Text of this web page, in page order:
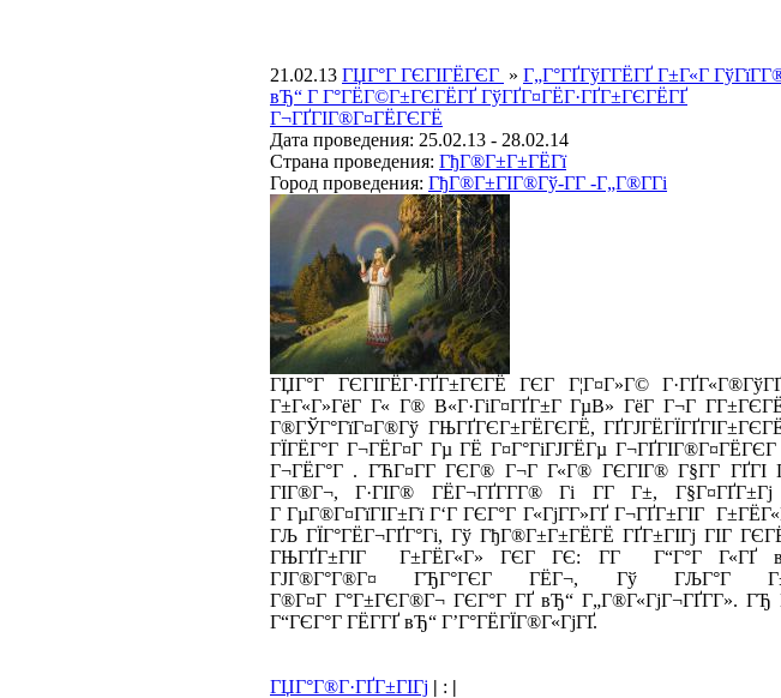
21.02.13 ГЏГ°Г ГЄГІГЁГЄГ » Г„Г°ГҐГўГ­ГЁГҐ Г±Г«Г
вЂ“ Г Г°ГЁГ©Г±ГЄГЁГҐ ГўГҐГ¤ГЁГ·ГҐГ±ГЄГЁГҐ
Г¬ГҐГІГ®Г¤ГЁГЄГЁ
Дата проведения: 25.02.13 - 28.02.14
Страна проведения: ГђГ®Г±Г±ГЁГї
Город проведения: ГђГ®Г±ГІГ®Гў-Г­Г -Г„Г®Г­Гі
ГЏГ°Г ГЄГІГЁГ·ГҐГ±ГЄГЁ ГЄГ Г¦Г¤Г»Г©
Г±Г«Г»ГёГ Г« Г® В«Г·ГіГ¤ГҐГ±Г ГµВ» ГёГ Г¬Г
Г®ГЎГ°ГїГ¤Г®Гў ГЊГҐГЄГ±ГЁГЄГЁ,
ГЇГЁГ°Г Г¬ГЁГ¤Г Гµ ГЁ Г¤Г°ГіГЈГЁГµ
Г¬ГЁГ°Г . ГЋГ¤Г­Г ГЄГ® Г¬Г Г«Г® ГЄГІГ® Г§Г­Г ГҐГІ
ГІГ®Г¬, Г·ГІГ® ГЁГ¬ГҐГ­Г­Г® Гі Г­Г Г±,
Г ГµГ®Г¤ГїГІГ±Гї Г‘Г ГЄГ°Г Г«ГјГ­Г»ГҐ Г¬ГҐГ±ГІГ
ГЉ ГЇГ°ГЁГ¬ГҐГ°Гі, Гў ГђГ®Г±Г±ГЁГЁ ГҐГ±ГІГј ГІГ
ГЊГҐГ±ГІГ Г±ГЁГ«Г» ГЄГ ГЄ: Г­Г Г“Г°Г Г«ГҐ
ГЈГ®Г°Г®Г¤ ГЂГ°ГЄГ ГЁГ¬, Гў ГЉГ°Г
Г®Г¤Г Г°Г±ГЄГ®Г¬ ГЄГ°Г ГҐ вЂ“ Г„Г®Г«ГјГ¬ГҐГ­Г». ГЂ
Г“ГЄГ°Г ГЁГ­ГҐ вЂ“ Г’Г°ГЁГЇГ®Г«ГјГҐ.
ГЏГ°Г®Г·ГҐГ±ГІГј | : |